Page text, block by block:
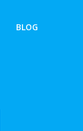
BLOG